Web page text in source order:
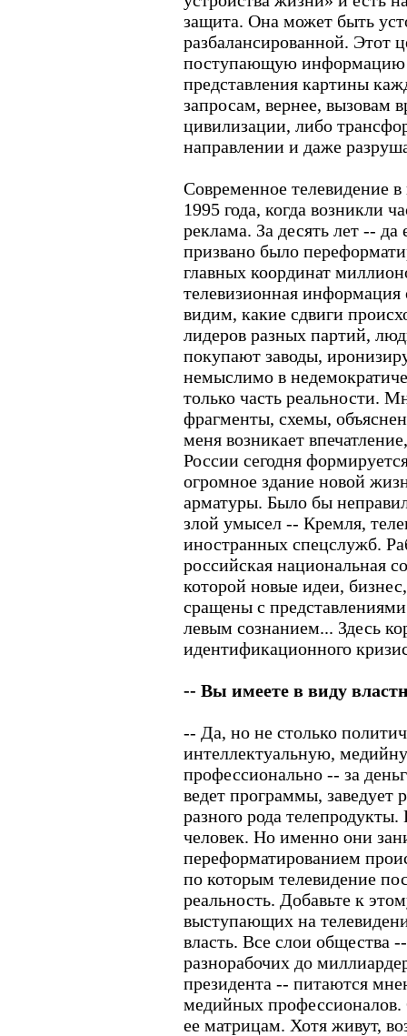
защита. Она может быть
разбалансированной. Этот
поступающую информацию
представления картины
запросам, вернее, вызовам
цивилизации, либо
направлении и даже
Современное телевидение
1995 года, когда возникли
реклама. За десять лет --
призвано было
главных координат
телевизионная
видим, какие сдвиги
лидеров разных партий,
покупают заводы,
немыслимо в
только часть реальности.
фрагменты, схемы,
меня возникает
России сегодня
огромное здание новой
арматуры. Было бы
злой умысел -- Кремля,
иностранных спецслужб.
российская национальная
которой новые идеи,
сращены с
левым сознанием... Здесь
идентификационного
-- Вы имеете в виду
-- Да, но не столько
интеллектуальную,
профессионально -- за
ведет программы, заведует
разного рода
человек. Но именно они
переформатированием
по которым телевидение
реальность. Добавьте к
выступающих на
власть. Все слои общества
разнорабочих до
президента -- питаются
медийных
ее матрицам. Хотя живут,